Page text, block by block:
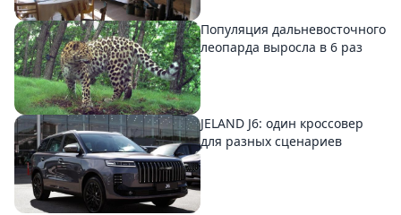
Популяция дальневосточного
леопарда выросла в 6 раз
JELAND J6: один кроссовер
для разных сценариев